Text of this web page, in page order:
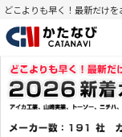
どこよりも早く！最新だけ